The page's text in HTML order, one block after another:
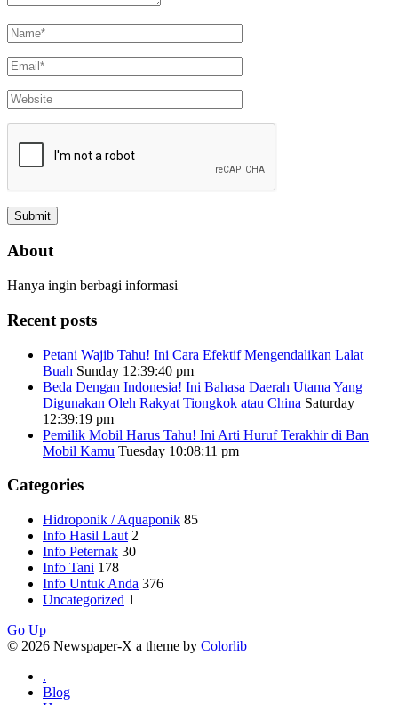
About
Hanya ingin berbagi informasi
Recent posts
Petani Wajib Tahu! Ini Cara Efektif Mengendalikan Lalat
Buah Sunday 12:39:40 pm
Beda Dengan Indonesia! Ini Bahasa Daerah Utama Yang
Digunakan Oleh Rakyat Tiongkok atau China Saturday
12:39:19 pm
Pemilik Mobil Harus Tahu! Ini Arti Huruf Terakhir di Ban
Mobil Kamu Tuesday 10:08:11 pm
Categories
Hidroponik / Aquaponik 85
Info Hasil Laut 2
Info Peternak 30
Info Tani 178
Info Untuk Anda 376
Uncategorized 1
Go Up
© 2026 Newspaper-X a theme by Colorlib
.
Blog